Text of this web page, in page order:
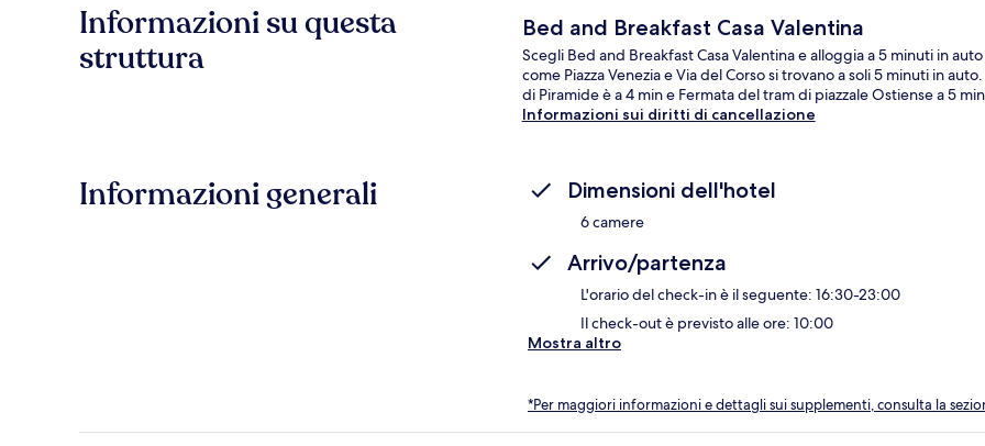
Informazioni su questa
struttura
Bed and Breakfast Casa Valentina
Scegli Bed and Breakfast Casa Valentina e alloggia a 5 minuti in
come Piazza Venezia e Via del Corso si trovano a soli 5 minuti in
di Piramide è a 4 min e Fermata del tram di piazzale Ostiense a 5
Informazioni sui diritti di cancellazione
Informazioni generali Dimensioni dell'hotel
6 camere
Arrivo/partenza
L'orario del check-in è il seguente: 16:30-23:00
Il check-out è previsto alle ore: 10:00
Mostra altro
*Per maggiori informazioni e dettagli sui supplementi, consulta la